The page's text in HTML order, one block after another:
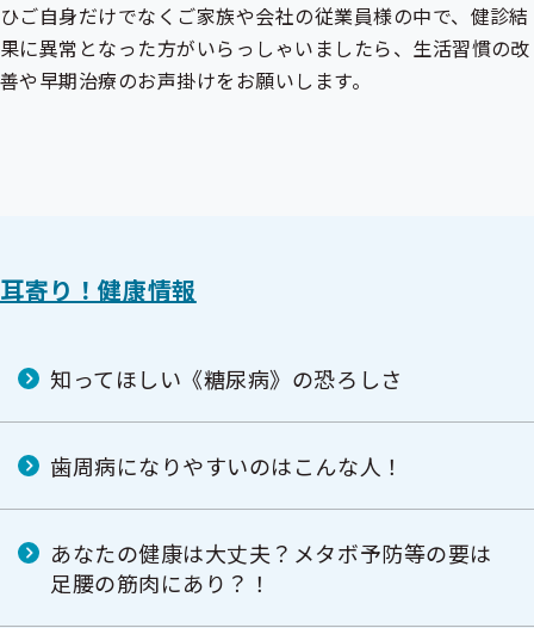
ひご自身だけでなくご家族や会社の従業員様の中で、健診結
果に異常となった方がいらっしゃいましたら、生活習慣の改
善や早期治療のお声掛けをお願いします。
耳寄り！健康情報
知ってほしい《糖尿病》の恐ろしさ
歯周病になりやすいのはこんな人！
あなたの健康は大丈夫？メタボ予防等の要は
足腰の筋肉にあり？！